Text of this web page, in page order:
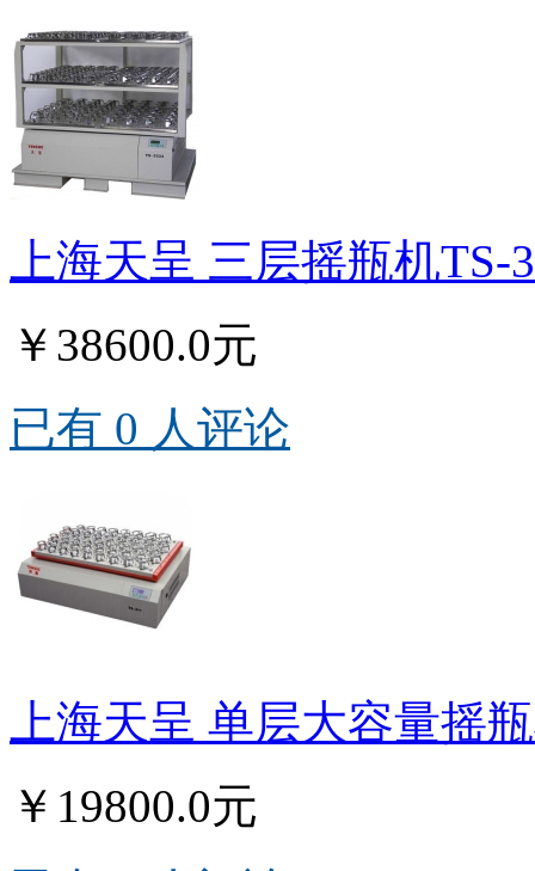
上海天呈 三层摇瓶机TS-
￥38600.0元
已有 0 人评论
上海天呈 单层大容量摇
￥19800.0元